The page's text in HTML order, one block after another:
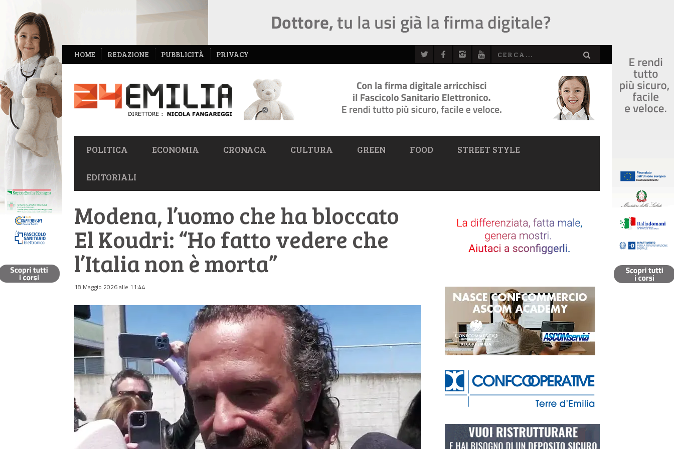
NAVIGAZIONE
SECONDARIA
HOME REDAZIONE PUBBLICITÀ PRIVACY
NAVIGAZIONE
PRIMARIA
POLITICA ECONOMIA CRONACA CULTURA GREEN FOOD STREET STYLE
EDITORIALI
Modena, l’uomo che ha bloccato
El Koudri: “Ho fatto vedere che
l’Italia non è morta”
18 Maggio 2026 alle 11:44